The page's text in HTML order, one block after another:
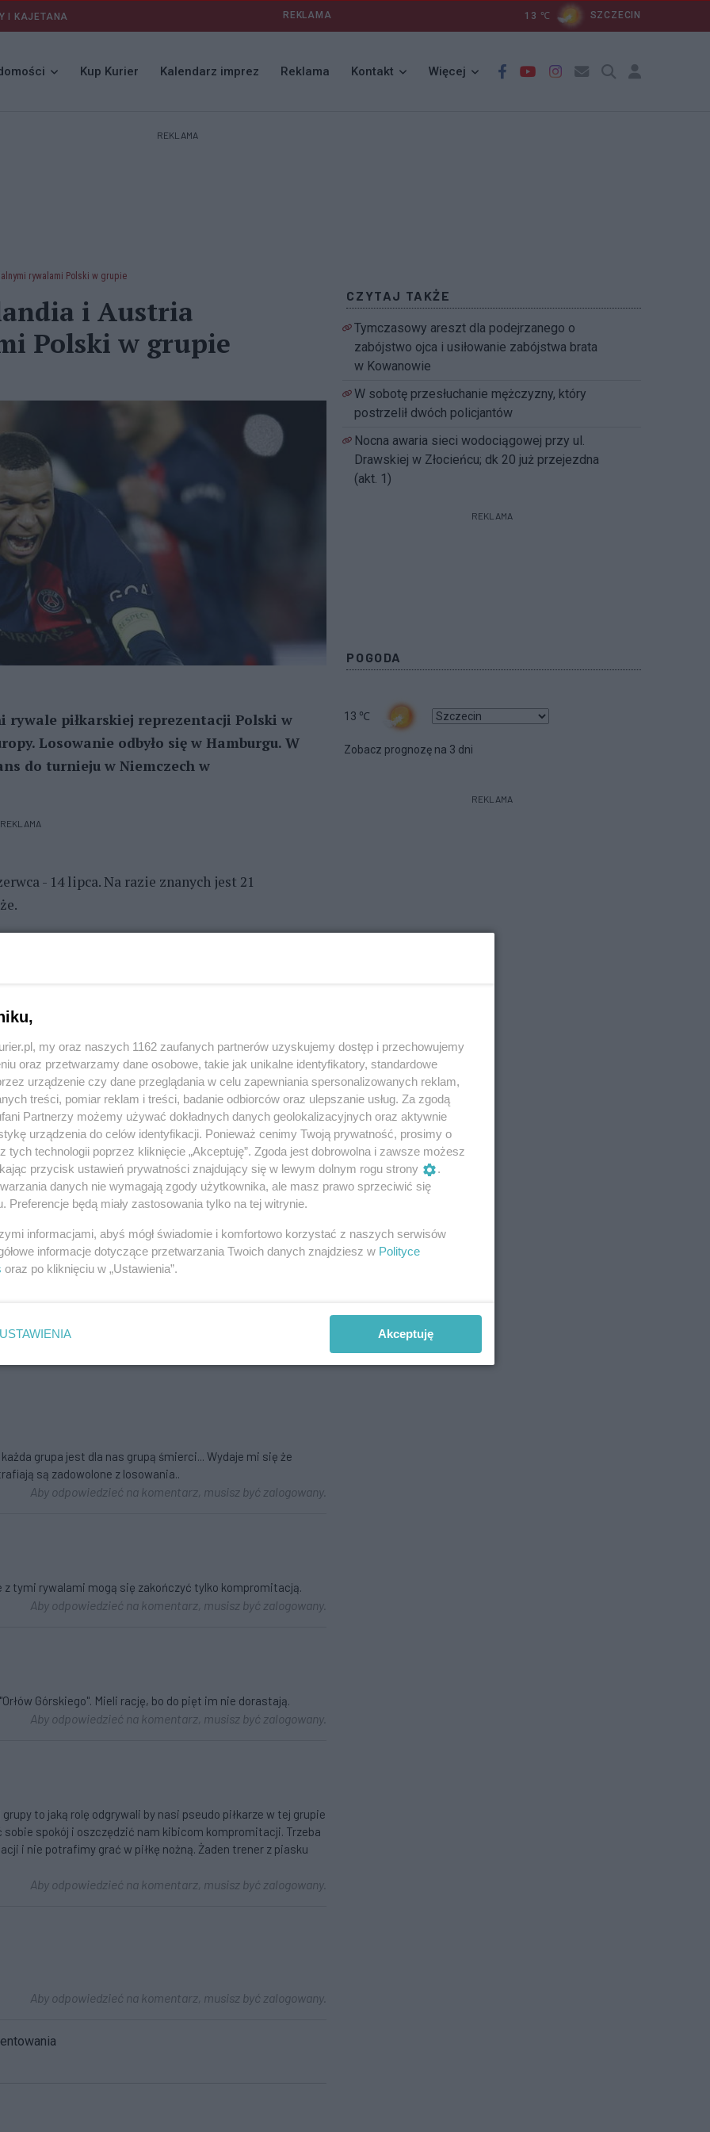
I KAJETANA REKLAMA 13 ℃ SZCZECIN
Kup Kurier Kalendarz imprez Reklama Kontakt Więcej
REKLAMA
rywalami Polski w grupie
i Austria
Polski w grupie
piłkarskiej reprezentacji Polski w
Losowanie odbyło się w Hamburgu. W
do turnieju w Niemczech w
REKLAMA
- 14 lipca. Na razie znanych jest 21
Probierza zmierzą się z Estonią, natomiast
zagrają na wyjeździe.
zostaną rozegrane 21 marca, a decydujące mecze
losowanie fazy grupowej. Drużyny ze ścieżek
losowane z ostatniego, czwartego koszyka.
REKLAMA
grupa jest dla nas grupą śmierci... Wydaje mi się że
są zadowolone z losowania..
Aby odpowiedzieć na komentarz, musisz być zalogowany.
tymi rywalami mogą się zakończyć tylko kompromitacją.
Aby odpowiedzieć na komentarz, musisz być zalogowany.
Górskiego". Mieli rację, bo do pięt im nie dorastają.
Aby odpowiedzieć na komentarz, musisz być zalogowany.
to jaką rolę odgrywali by nasi pseudo piłkarze w tej grupie
spokój i oszczędzić nam kibicom kompromitacji. Trzeba
i nie potrafimy grać w piłkę nożną. Żaden trener z piasku
Aby odpowiedzieć na komentarz, musisz być zalogowany.
Aby odpowiedzieć na komentarz, musisz być zalogowany.
CZYTAJ TAKŻE
Tymczasowy areszt dla podejrzanego o
zabójstwo ojca i usiłowanie zabójstwa brata
w Kowanowie
W sobotę przesłuchanie mężczyzny, który
postrzelił dwóch policjantów
Nocna awaria sieci wodociągowej przy ul.
Drawskiej w Złocieńcu; dk 20 już przejezdna
(akt. 1)
REKLAMA
POGODA
13 ℃
Zobacz prognozę na 3 dni
REKLAMA
my oraz naszych 1162 zaufanych partnerów uzyskujemy dostęp i przechowujemy
oraz przetwarzamy dane osobowe, takie jak unikalne identyfikatory, standardowe
urządzenie czy dane przeglądania w celu zapewniania spersonalizowanych reklam,
treści, pomiar reklam i treści, badanie odbiorców oraz ulepszanie usług. Za zgodą
Partnerzy możemy używać dokładnych danych geolokalizacyjnych oraz aktywnie
urządzenia do celów identyfikacji. Ponieważ cenimy Twoją prywatność, prosimy o
tych technologii poprzez kliknięcie „Akceptuję”. Zgoda jest dobrowolna i zawsze możesz
przycisk ustawień prywatności znajdujący się w lewym dolnym rogu strony
.
danych nie wymagają zgody użytkownika, ale masz prawo sprzeciwić się
Preferencje będą miały zastosowania tylko na tej witrynie.
informacjami, abyś mógł świadomie i komfortowo korzystać z naszych serwisów
informacje dotyczące przetwarzania Twoich danych znajdziesz w Polityce
oraz po kliknięciu w „Ustawienia”.
USTAWIENIA Akceptuję